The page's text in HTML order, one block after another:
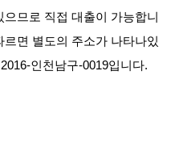
므로 직접 대출이 가능합니
면 별도의 주소가 나타나있
인천남구-0019입니다.